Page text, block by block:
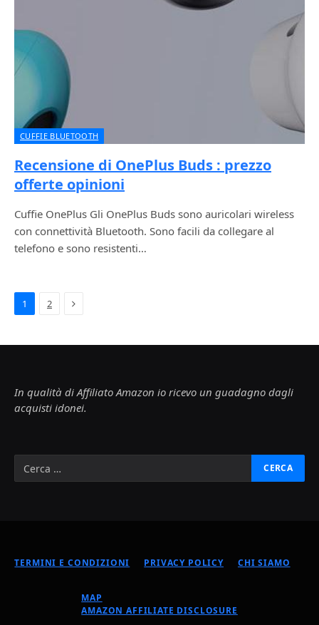
CUFFIE BLUETOOTH
Recensione di OnePlus Buds : prezzo
offerte opinioni
Cuffie OnePlus Gli OnePlus Buds sono auricolari wireless
con connettività Bluetooth. Sono facili da collegare al
telefono e sono resistenti…
1 2 Next
In qualità di Affiliato Amazon io ricevo un guadagno dagli
acquisti idonei.
TERMINI E CONDIZIONI PRIVACY POLICY CHI SIAMO
MAP
AMAZON AFFILIATE DISCLOSURE